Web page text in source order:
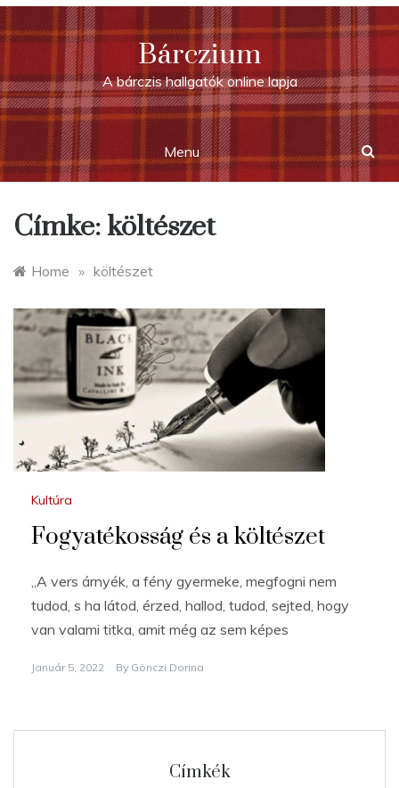
Skip
to
content
Bárczium
A bárczis hallgatók online lapja
Menu
Címke: költészet
Home » költészet
Kultúra
Fogyatékosság és a költészet
„A vers árnyék, a fény gyermeke, megfogni nem
tudod, s ha látod, érzed, hallod, tudod, sejted, hogy
van valami titka, amit még az sem képes
Január 5, 2022 By Gönczi Dorina
Címkék